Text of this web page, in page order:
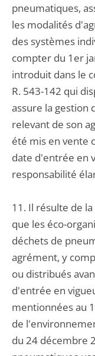
pneumatiques,
les modalités
des systèmes
compter du 1er
introduit dans le
R. 543-142 qui
assure la gestion
relevant de son
été mis en vente
date d'entrée en
responsabilité
11. Il résulte de
que les éco-
déchets de
agrément, y
ou distribués
d'entrée en
mentionnées au
de
du 24 décembre